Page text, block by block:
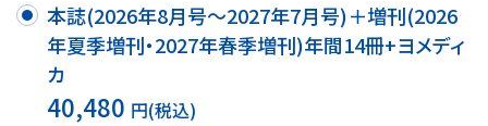
本誌(2026年8月号～2027年7月号)＋増刊(2026
年夏季増刊・2027年春季増刊)年間14冊+ヨメディ
カ
40,480 円(税込)